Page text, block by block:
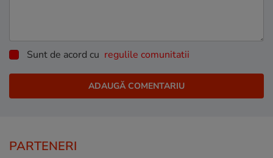
Sunt de acord cu regulile comunitatii
PARTENERI